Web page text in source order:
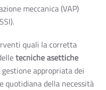
meccanica (VAP)
quali la corretta
tecniche asettiche
appropriata dei
quotidiana della necessità